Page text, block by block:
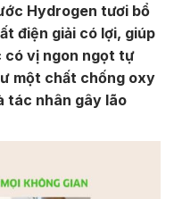
Hydrogen tươi bổ
điện giải có lợi, giúp
có vị ngon ngọt tự
một chất chống oxy
tác nhân gây lão